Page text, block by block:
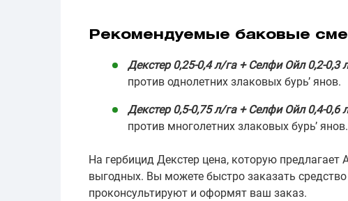
Рекомендуемые баковые
Декстер 0,25-0,4 л/га + Селфи Ойл 0,2-0,3
против однолетних злаковых бурь’ янов.
Декстер 0,5-0,75 л/га + Селфи Ойл 0,4-0,6
против многолетних злаковых бурь’ янов.
На гербицид Декстер цена, которую
выгодных. Вы можете быстро заказать
проконсультируют и оформят ваш заказ.